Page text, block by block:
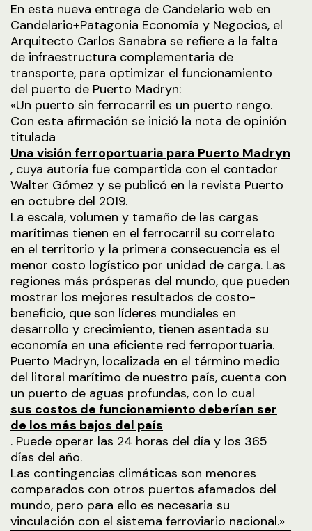
En esta nueva entrega de Candelario web en
Candelario+Patagonia Economía y Negocios, el
Arquitecto Carlos Sanabra se refiere a la falta
de infraestructura complementaria de
transporte, para optimizar el funcionamiento
del puerto de Puerto Madryn:
«Un puerto sin ferrocarril es un puerto rengo.
Con esta afirmación se inició la nota de opinión
titulada
Una visión ferroportuaria para Puerto Madryn
, cuya autoría fue compartida con el contador
Walter Gómez y se publicó en la revista Puerto
en octubre del 2019.
La escala, volumen y tamaño de las cargas
marítimas tienen en el ferrocarril su correlato
en el territorio y la primera consecuencia es el
menor costo logístico por unidad de carga. Las
regiones más prósperas del mundo, que pueden
mostrar los mejores resultados de costo-
beneficio, que son líderes mundiales en
desarrollo y crecimiento, tienen asentada su
economía en una eficiente red ferroportuaria.
Puerto Madryn, localizada en el término medio
del litoral marítimo de nuestro país, cuenta con
un puerto de aguas profundas, con lo cual
sus costos de funcionamiento deberían ser
de los más bajos del país
. Puede operar las 24 horas del día y los 365
días del año.
Las contingencias climáticas son menores
comparados con otros puertos afamados del
mundo, pero para ello es necesaria su
vinculación con el sistema ferroviario nacional.»